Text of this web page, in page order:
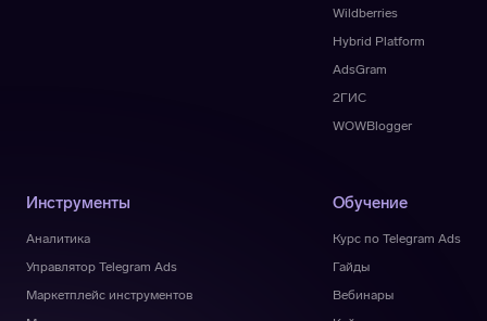
Wildberries
Hybrid Platform
AdsGram
2ГИС
WOWBlogger
Инструменты
Аналитика
Управлятор Telegram Ads
Маркетплейс инструментов
Обучение
Курс по Telegram Ads
Гайды
Вебинары